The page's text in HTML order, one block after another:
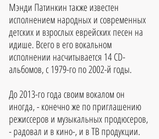
Мэнди Патинкин также известен
исполнением народных и современных
детских и взрослых еврейских песен на
идише. Всего в его вокальном
исполнении насчитывается 14 CD-
альбомов, с 1979-го по 2002-й годы.
До 2013-го года своим вокалом он
иногда, - конечно же по приглашению
режиссеров и музыкальных продюсеров,
- радовал и в кино-, и в ТВ продукции.